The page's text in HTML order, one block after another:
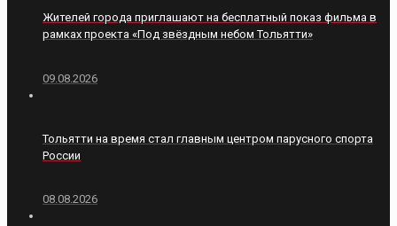
Жителей города приглашают на бесплатный показ фильма в
рамках проекта «Под звёздным небом Тольятти»
09.08.2026
Тольятти на время стал главным центром парусного спорта
России
08.08.2026